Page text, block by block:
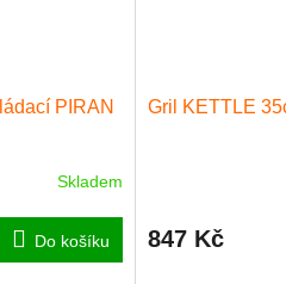
PIRAN
Skladem
Do košíku
Gril KETTLE
produktu
je
847 Kč